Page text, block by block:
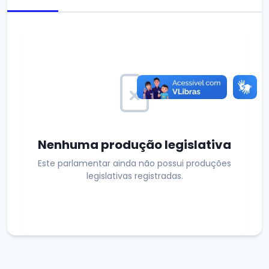
Nenhuma produção legislativa
Este parlamentar ainda não possui produções
legislativas registradas.